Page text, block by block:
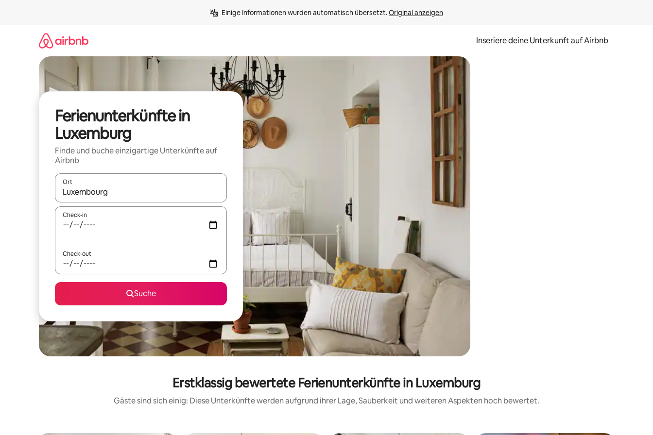
Einige Informationen wurden automatisch übersetzt. Original anzeigen
Inseriere deine Unterkunft auf Airbnb
Ferienunterkünfte in
Luxemburg
Finde und buche einzigartige Unterkünfte auf
Airbnb
Ort
Wenn Ergebnisse verfügbar sind, navigiere mit den Pfeiltasten nach oben und unten oder erkunde die Ergebnisse durch Berühren oder Wischgesten.
Check-in
Check-out
Suche
Erstklassig bewertete Ferienunterkünfte in Luxemburg
Gäste sind sich einig: Diese Unterkünfte werden aufgrund ihrer Lage, Sauberkeit und weiteren Aspekten hoch bewertet.